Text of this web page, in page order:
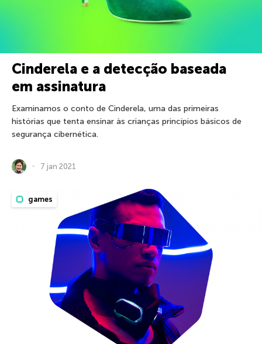
Cinderela e a detecção baseada
em assinatura
Examinamos o conto de Cinderela, uma das primeiras
histórias que tenta ensinar às crianças princípios básicos de
segurança cibernética.
7 jan 2021
games